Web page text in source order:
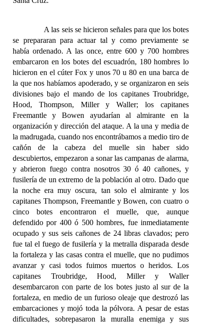
A las seis se hicieron señales para que los botes
se prepararan para actuar tal y como previamente se
había ordenado. A las once, entre 600 y 700 hombres
embarcaron en los botes del escuadrón, 180 hombres lo
hicieron en el cúter Fox y unos 70 u 80 en una barca de
la que nos habíamos apoderado, y se organizaron en seis
divisiones bajo el mando de los capitanes Troubridge,
Hood, Thompson, Miller y Waller; los capitanes
Freemantle y Bowen ayudarían al almirante en la
organización y dirección del ataque. A la una y media de
la madrugada, cuando nos encontrábamos a medio tiro de
cañón de la cabeza del muelle sin haber sido
descubiertos, empezaron a sonar las campanas de alarma,
y abrieron fuego contra nosotros 30 ó 40 cañones, y
fusilería de un extremo de la población al otro. Dado que
la noche era muy oscura, tan solo el almirante y los
capitanes Thompson, Freemantle y Bowen, con cuatro o
cinco botes encontraron el muelle, que, aunque
defendido por 400 ó 500 hombres, fue inmediatamente
ocupado y sus seis cañones de 24 libras clavados; pero
fue tal el fuego de fusilería y la metralla disparada desde
la fortaleza y las casas contra el muelle, que no pudimos
avanzar y casi todos fuimos muertos o heridos. Los
capitanes Troubridge, Hood, Miller y Waller
desembarcaron con parte de los botes justo al sur de la
fortaleza, en medio de un furioso oleaje que destrozó las
embarcaciones y mojó toda la pólvora. A pesar de estas
dificultades, sobrepasaron la muralla enemiga y sus